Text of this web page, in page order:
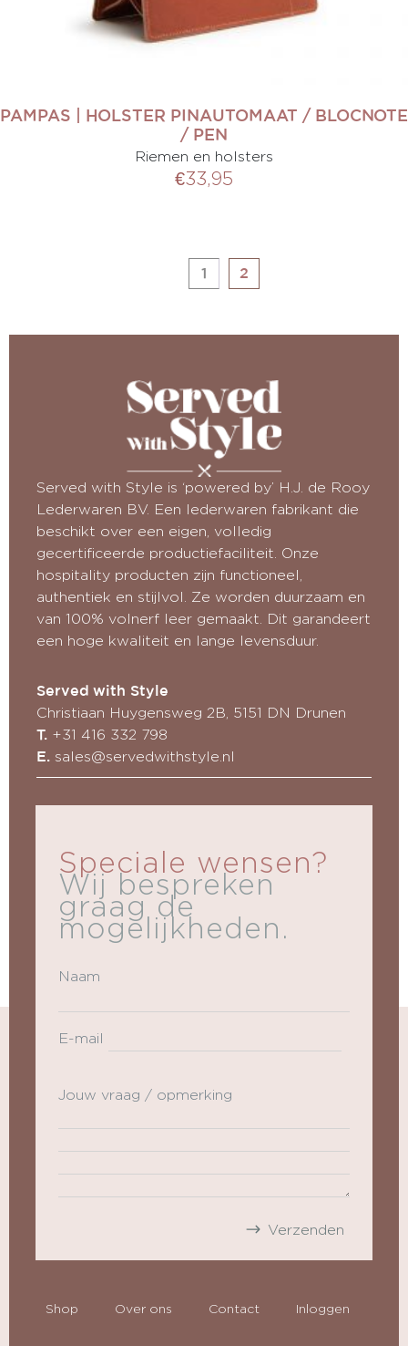
PAMPAS | HOLSTER PINAUTOMAAT / BLOCNOTE
/ PEN
Riemen en holsters
€33,95
1 2
Served with Style is ‘powered by’ H.J. de Rooy
Lederwaren BV. Een lederwaren fabrikant die
beschikt over een eigen, volledig
gecertificeerde productiefaciliteit. Onze
hospitality producten zijn functioneel,
authentiek en stijlvol. Ze worden duurzaam en
van 100% volnerf leer gemaakt. Dit garandeert
een hoge kwaliteit en lange levensduur.
Served with Style
Christiaan Huygensweg 2B, 5151 DN Drunen
T. +31 416 332 798
E. sales@servedwithstyle.nl
Speciale wensen?
Wij bespreken
graag de
mogelijkheden.
Naam
E-mail
Jouw vraag / opmerking
Shop Over ons Contact Inloggen